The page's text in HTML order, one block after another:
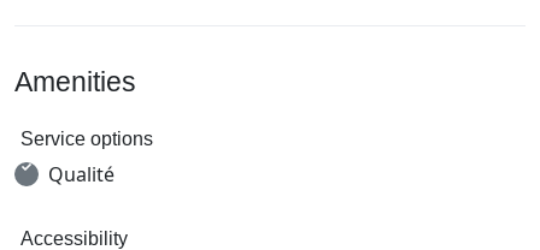
Amenities
Service options
Qualité
Accessibility